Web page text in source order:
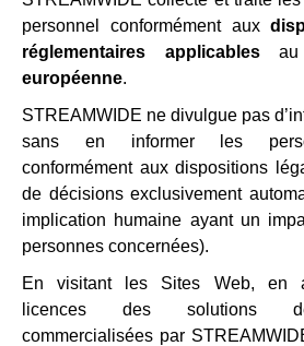
personnel conformément aux
réglementaires applicablesau
européenne.
STREAMWIDE ne divulgue pas
sans en informer les
conformément aux dispositions
de décisions exclusivement
implication humaine ayant un
personnes concernées).
En visitant les Sites Web, en
licences des solutions
commercialisées par